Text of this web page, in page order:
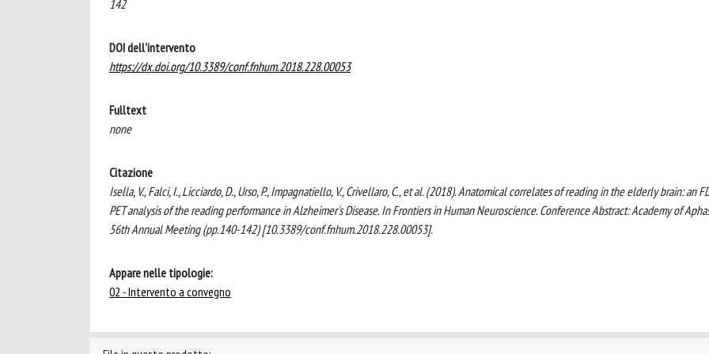
142
DOI dell'intervento
https://dx.doi.org/10.3389/conf.fnhum.2018.228.00053
Fulltext
none
Citazione
Isella, V., Falci, I., Licciardo, D., Urso, P., Impagnatiello, V., Crivellaro, C., et al. (2018). Anatomical correlates of reading in the elderly brain: an
PET analysis of the reading performance in Alzheimer's Disease. In Frontiers in Human Neuroscience. Conference Abstract: Academy of
56th Annual Meeting (pp.140-142) [10.3389/conf.fnhum.2018.228.00053].
Appare nelle tipologie:
02 - Intervento a convegno